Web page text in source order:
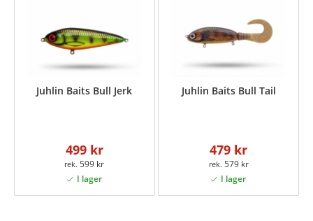
Juhlin Baits Bull Jerk
499 kr
599 kr
Juhlin Baits Bull Tail
479 kr
579 kr